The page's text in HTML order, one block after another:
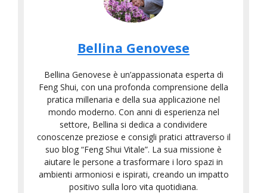
Bellina Genovese
Bellina Genovese è un’appassionata esperta di
Feng Shui, con una profonda comprensione della
pratica millenaria e della sua applicazione nel
mondo moderno. Con anni di esperienza nel
settore, Bellina si dedica a condividere
conoscenze preziose e consigli pratici attraverso il
suo blog “Feng Shui Vitale”. La sua missione è
aiutare le persone a trasformare i loro spazi in
ambienti armoniosi e ispirati, creando un impatto
positivo sulla loro vita quotidiana.